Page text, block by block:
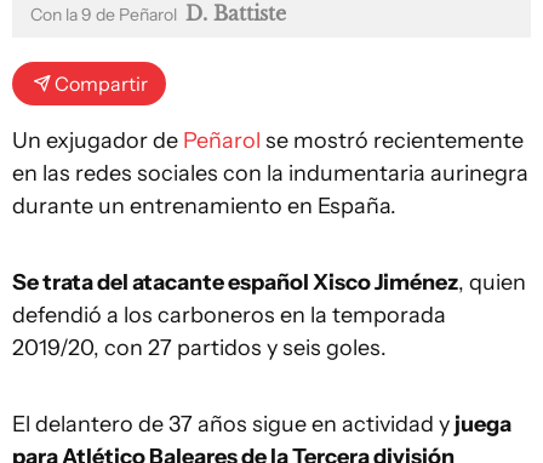
Con la 9 de Peñarol D. Battiste
Compartir
Un exjugador de Peñarol se mostró recientemente
en las redes sociales con la indumentaria aurinegra
durante un entrenamiento en España.
Se trata del atacante español Xisco Jiménez, quien
defendió a los carboneros en la temporada
2019/20, con 27 partidos y seis goles.
El delantero de 37 años sigue en actividad y juega
para Atlético Baleares de la Tercera división